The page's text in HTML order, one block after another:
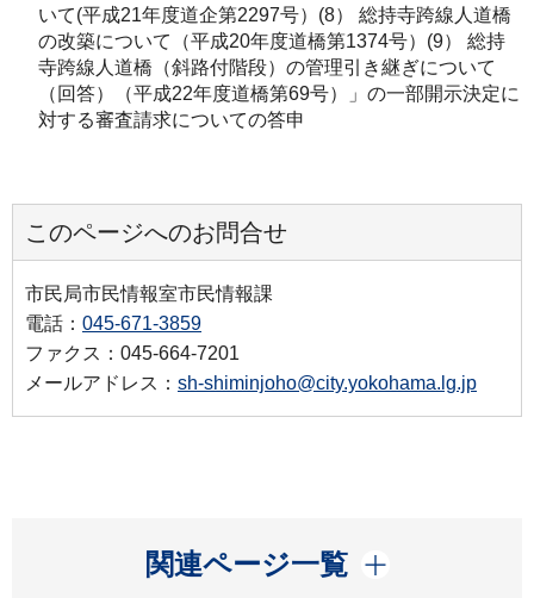
いて(平成21年度道企第2297号）(8） 総持寺跨線人道橋
の改築について（平成20年度道橋第1374号）(9） 総持
寺跨線人道橋（斜路付階段）の管理引き継ぎについて
（回答）（平成22年度道橋第69号）」の一部開示決定に
対する審査請求についての答申
このページへのお問合せ
市民局市民情報室市民情報課
電話： 045-671-3859
ファクス：045-664-7201
メールアドレス： sh-shiminjoho@city.yokohama.lg.jp
関連ページ一覧
開く